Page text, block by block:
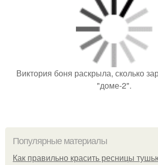
Виктория боня раскрыла, сколько
"доме-2".
Популярные материалы
Как правильно красить ресницы